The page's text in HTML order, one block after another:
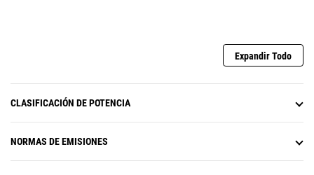
Expandir Todo
CLASIFICACIÓN DE POTENCIA
NORMAS DE EMISIONES